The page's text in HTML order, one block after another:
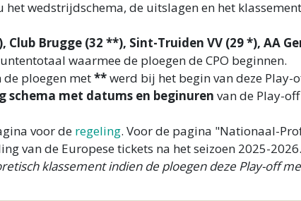
het wedstrijdschema, de uitslagen en het
Club Brugge (32 **), Sint-Truiden VV (29 *), AA
waarmee de ploegen de CPO beginnen.
ploegen met**werd bij het begin van deze
schema met datums en beginuren van de Play-
voor de regeling. Voor de pagina "Nationaal-
van de Europese tickets na het seizoen 2025-
klassement indien de ploegen deze Play-off